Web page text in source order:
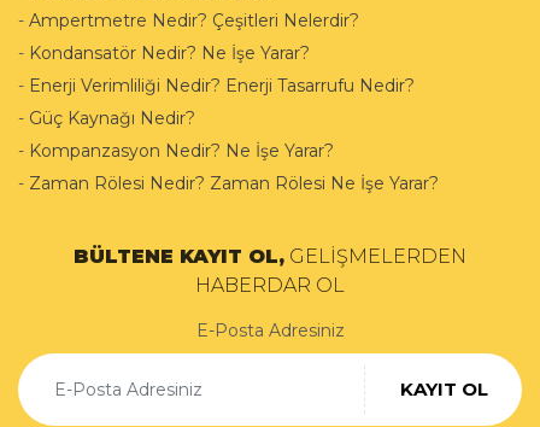
- Ampertmetre Nedir? Çeşitleri Nelerdir?
- Kondansatör Nedir? Ne İşe Yarar?
- Enerji Verimliliği Nedir? Enerji Tasarrufu Nedir?
- Güç Kaynağı Nedir?
- Kompanzasyon Nedir? Ne İşe Yarar?
- Zaman Rölesi Nedir? Zaman Rölesi Ne İşe Yarar?
BÜLTENE KAYIT OL, GELİŞMELERDEN
HABERDAR OL
E-Posta Adresiniz
KAYIT OL